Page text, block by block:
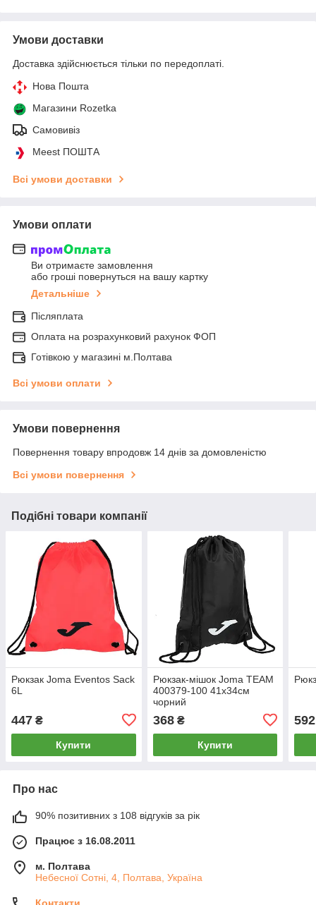
Умови доставки
Доставка здійснюється тільки по передоплаті.
Нова Пошта
Магазини Rozetka
Самовивіз
Meest ПОШТА
Всі умови доставки
Умови оплати
Ви отримаєте замовлення
або гроші повернуться на вашу картку
Детальніше
Післяплата
Оплата на розрахунковий рахунок ФОП
Готівкою у магазині м.Полтава
Всі умови оплати
Умови повернення
Повернення товару впродовж 14 днів за домовленістю
Всі умови повернення
Подібні товари компанії
Рюкзак Joma Eventos Sack
6L
447 ₴
Купити
Рюкзак-мішок Joma TEAM
400379-100 41x34см
чорний
368₴
Купити
592
Про нас
90% позитивних з 108 відгуків за рік
Працює з 16.08.2011
м. Полтава
Небесної Сотні, 4, Полтава, Україна